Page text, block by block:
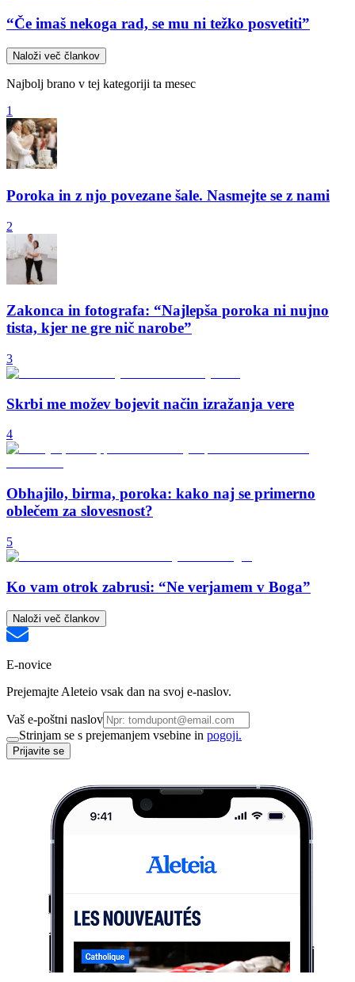
“Če imaš nekoga rad, se mu ni težko posvetiti”
Naloži več člankov
Najbolj brano v tej kategoriji ta mesec
1
Poroka in z njo povezane šale. Nasmejte se z nami
2
Zakonca in fotografa: “Najlepša poroka ni nujno
tista, kjer ne gre nič narobe”
3
Skrbi me možev bojevit način izražanja vere
4
Obhajilo, birma, poroka: kako naj se primerno
oblečem za slovesnost?
5
Ko vam otrok zabrusi: “Ne verjamem v Boga”
Naloži več člankov
E-novice
Prejemajte Aleteio vsak dan na svoj e-naslov.
Vaš e-poštni naslov
Strinjam se s prejemanjem vsebine in pogoji.
Prijavite se